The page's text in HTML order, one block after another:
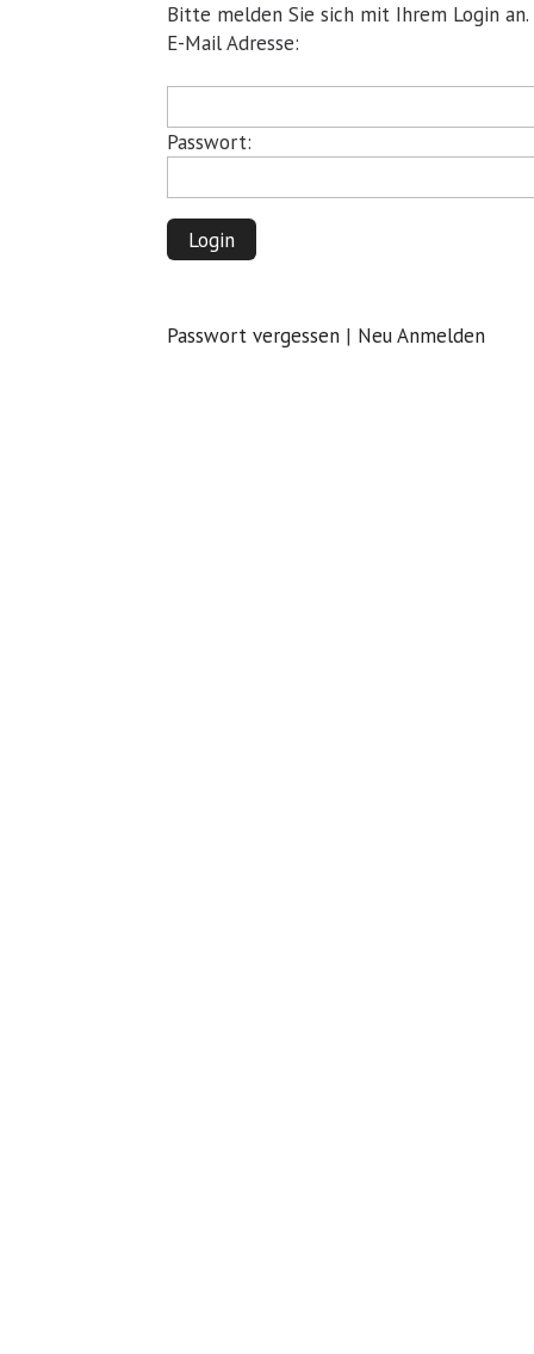
Bitte melden Sie sich mit Ihrem Login an.
Pflichtfeld
E-Mail Adresse:
Pflichtfeld
Passwort:
Login
Passwort vergessen | Neu Anmelden